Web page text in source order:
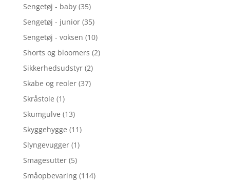
Sengetøj - baby (35)
Sengetøj - junior (35)
Sengetøj - voksen (10)
Shorts og bloomers (2)
Sikkerhedsudstyr (2)
Skabe og reoler (37)
Skråstole (1)
Skumgulve (13)
Skyggehygge (11)
Slyngevugger (1)
Smagesutter (5)
Småopbevaring (114)